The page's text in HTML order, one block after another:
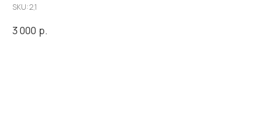
SKU:2,1
3 000 р.